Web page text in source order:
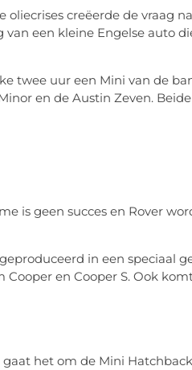
creëerde de vraag
een kleine Engelse auto
twee uur een Mini van de
en de Austin Zeven.
is geen succes en Rover
in een speciaal
en Cooper S. Ook
het om de Mini